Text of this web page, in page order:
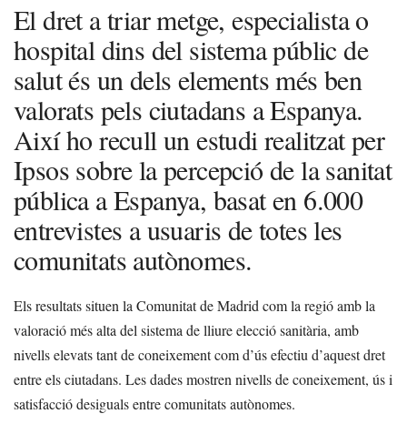
El dret a triar metge, especialista o
hospital dins del sistema públic de
salut és un dels elements més ben
valorats pels ciutadans a Espanya.
Així ho recull un estudi realitzat per
Ipsos sobre la percepció de la sanitat
pública a Espanya, basat en 6.000
entrevistes a usuaris de totes les
comunitats autònomes.
Els resultats situen la Comunitat de Madrid com la regió amb la
valoració més alta del sistema de lliure elecció sanitària, amb
nivells elevats tant de coneixement com d’ús efectiu d’aquest dret
entre els ciutadans. Les dades mostren nivells de coneixement, ús i
satisfacció desiguals entre comunitats autònomes.